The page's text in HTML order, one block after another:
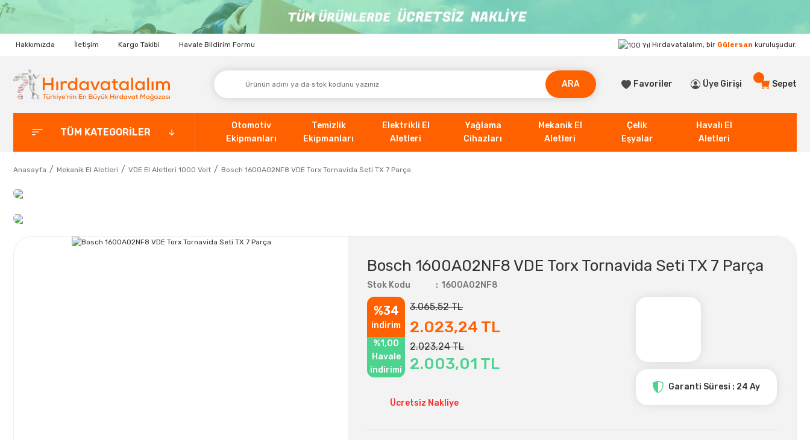
Hakkımızda İletişim Kargo Takibi Havale Bildirim Formu Hırdavatalalım, bir Gülersan kuruluşudur.
ARA Favoriler Üye Girişi Sepet
TÜM KATEGORİLER
Otomotiv
Ekipmanları
Temizlik
Ekipmanları
Elektrikli El
Aletleri
Yağlama
Cihazları
Mekanik El
Aletleri
Çelik
Eşyalar
Havalı El
Aletleri
Anasayfa Mekanik El Aletleri VDE El Aletleri 1000 Volt Bosch 1600A02NF8 VDE Torx Tornavida Seti TX 7 Parça
Bosch 1600A02NF8 VDE Torx Tornavida Seti TX 7 Parça
Stok Kodu 1600A02NF8
%34
indirim
3.065,52 TL
2.023,24 TL
%1,00
Havale
indirimi
2.023,24 TL
2.003,01 TL
Ücretsiz Nakliye
Garanti Süresi : 24 Ay